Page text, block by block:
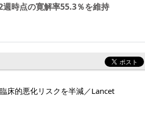
時点の寛解率55.3％を維持
床的悪化リスクを半減／Lancet